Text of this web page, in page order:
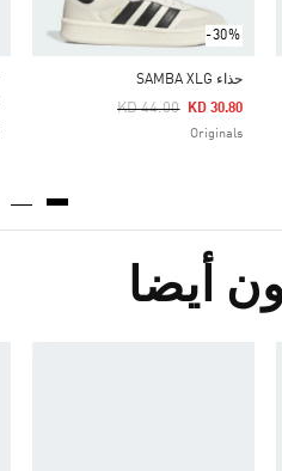
-30%
حذاء SAMBA XLG
Price Reduced From
KD 44.00
To KD 30.80
Originals
أيضا